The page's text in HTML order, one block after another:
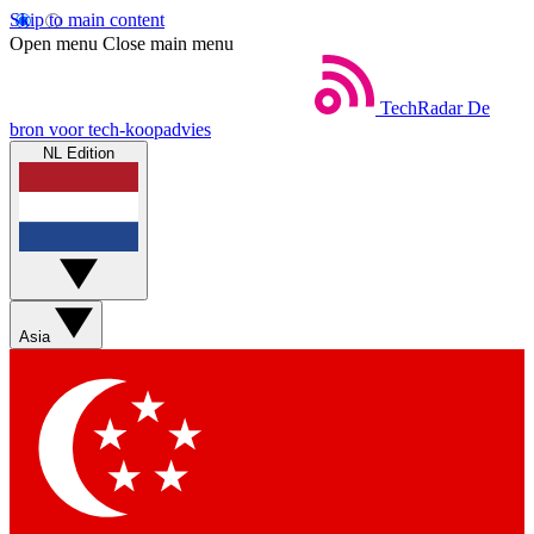
Skip to main content
Open menu Close main menu
TechRadar De
bron voor tech-koopadvies
NL Edition
Asia